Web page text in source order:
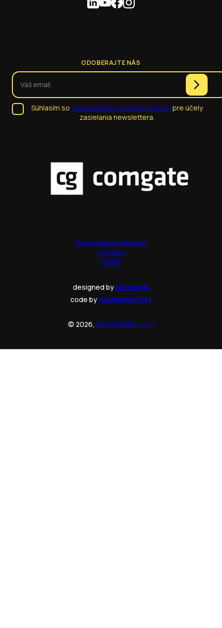
ODOBERAJTE NÁS
Súhlasím so spracúvaním osobných údajovpre účely
zasielania newslettera.
Obchodné podmienky
Cookies
GDPR
designed bywildcards
code bywisdomfactory
© 2026, KANCELARIE, s.r.o.